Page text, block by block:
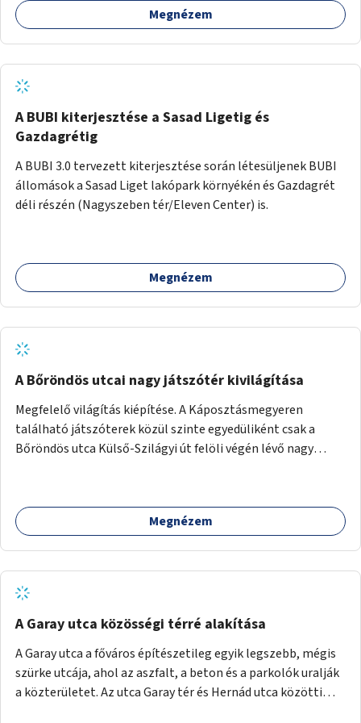
barátságosabbá és zöldebbé lehetne tenni a megállókat.
Megnézem
A BUBI kiterjesztése a Sasad Ligetig és
Gazdagrétig
A BUBI 3.0 tervezett kiterjesztése során létesüljenek BUBI
állomások a Sasad Liget lakópark környékén és Gazdagrét
déli részén (Nagyszeben tér/Eleven Center) is.
Megnézem
A Bőröndös utcai nagy játszótér kivilágítása
Megfelelő világítás kiépítése. A Káposztásmegyeren
található játszóterek közül szinte egyedüliként csak a
Bőröndös utca Külső-Szilágyi út felöli végén lévő nagy
Megnézem
A Garay utca közösségi térré alakítása
A Garay utca a főváros építészetileg egyik legszebb, mégis
szürke utcája, ahol az aszfalt, a beton és a parkolók uralják
a közterületet. Az utca Garay tér és Hernád utca közötti